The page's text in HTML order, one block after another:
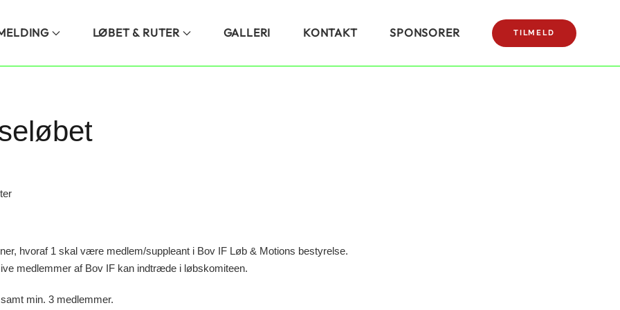
LØBET & RUTER GALLERI KONTAKT SPONSORER TILMELD
hvoraf 1 skal være medlem/suppleant i Bov IF Løb & Motions bestyrelse.
medlemmer af Bov IF kan indtræde i løbskomiteen.
min. 3 medlemmer.